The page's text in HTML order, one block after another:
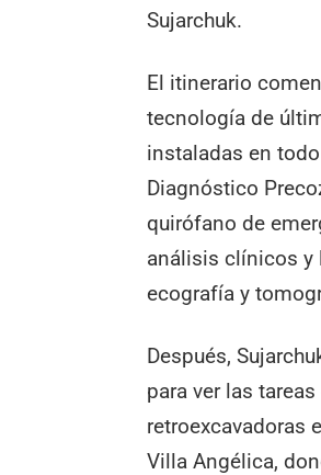
Sujarchuk.
El itinerario
tecnología de
instaladas en
Diagnóstico
quirófano de
análisis clínicos y
ecografía y
Después,
para ver las
retroexcavadoras
Villa Angélica,